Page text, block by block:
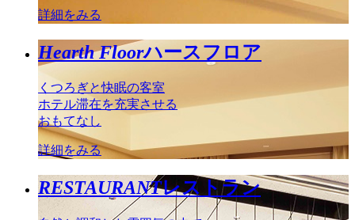
詳細をみる
Hearth Floorハースフロア
くつろぎと快眠の客室
ホテル滞在を充実させる
おもてなし
詳細をみる
RESTAURANTレストラン